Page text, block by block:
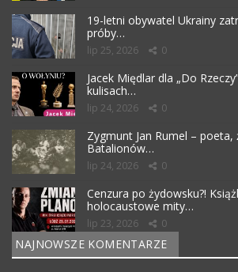
19-letni obywatel Ukrainy
próby…
lip 25, 2026 0
Jacek Międlar dla „Do
kulisach…
lip 24, 2026 0
Zygmunt Jan Rumel – poeta,
Batalionów…
lip 24, 2026 0
Cenzura po żydowsku?!
holocaustowe mity…
lip 23, 2026 0
NAJNOWSZE KOMENTARZE